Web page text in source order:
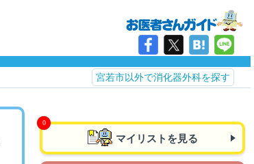
宮若市以外で消化器外科を探す
マイリストを見る